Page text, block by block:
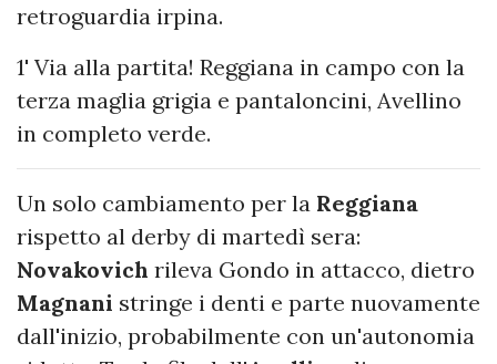
retroguardia irpina.
1' Via alla partita! Reggiana in campo con la
terza maglia grigia e pantaloncini, Avellino
in completo verde.
Un solo cambiamento per la Reggiana
rispetto al derby di martedì sera:
Novakovich rileva Gondo in attacco, dietro
Magnani stringe i denti e parte nuovamente
dall'inizio, probabilmente con un'autonomia